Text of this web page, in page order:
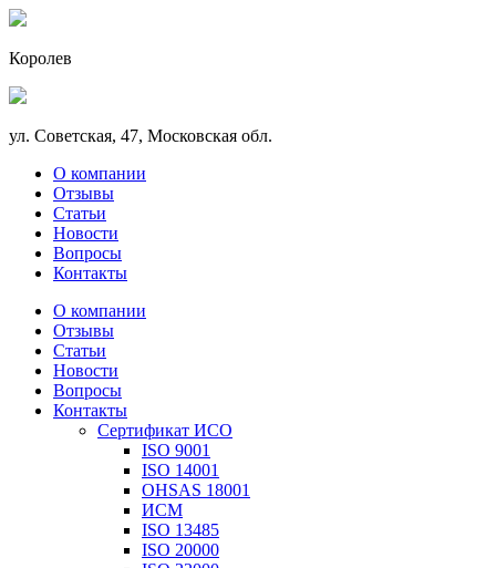
Королев
ул. Советская, 47, Московская обл.
О компании
Отзывы
Статьи
Новости
Вопросы
Контакты
О компании
Отзывы
Статьи
Новости
Вопросы
Контакты
Сертификат ИСО
ISO 9001
ISO 14001
OHSAS 18001
ИСМ
ISO 13485
ISO 20000